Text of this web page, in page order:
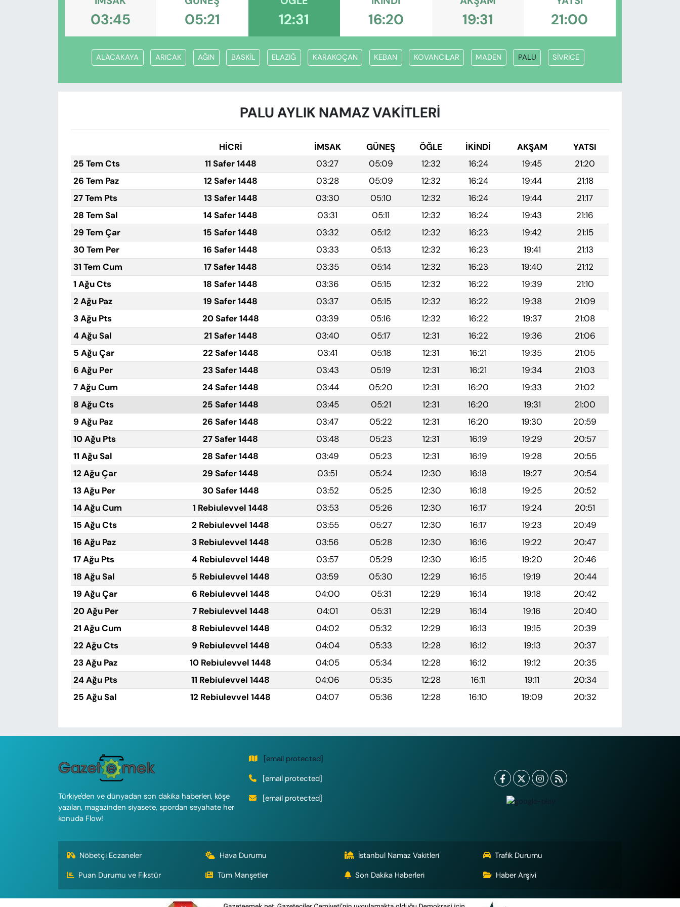
03:45 05:21 12:31 16:20 19:31 21:00
ALACAKAYA ARICAK AĞIN BASKİL ELAZIĞ KARAKOÇAN KEBAN KOVANCILAR MADEN PALU SİVRİCE
PALU AYLIK NAMAZ VAKITLERI
HİCRİ İMSAK GÜNEŞ ÖĞLE İKINDI AKŞAM
YATSI
25 Tem Cts
11 Safer 1448 03:27 05:09 12:32 16:24 19:45
21:20
26 Tem Paz
12 Safer 1448 03:28 05:09 12:32 16:24 19:44
21:18
27 Tem Pts
13 Safer 1448 03:30 05:10 12:32 16:24 19:44
21:17
28 Tem Sal
14 Safer 1448 03:31 05:11 12:32 16:24 19:43
21:16
29 Tem Çar
15 Safer 1448 03:32 05:12 12:32 16:23 19:42
21:15
30 Tem Per
16 Safer 1448 03:33 05:13 12:32 16:23 19:41
21:13
31 Tem Cum
17 Safer 1448 03:35 05:14 12:32 16:23 19:40
21:12
1 Ağu Cts
18 Safer 1448 03:36 05:15 12:32 16:22 19:39
21:10
2 Ağu Paz
19 Safer 1448 03:37 05:15 12:32 16:22 19:38
21:09
3 Ağu Pts
20 Safer 1448 03:39 05:16 12:32 16:22 19:37
21:08
4 Ağu Sal
21 Safer 1448 03:40 05:17 12:31 16:22 19:36
21:06
5 Ağu Çar
22 Safer 1448 03:41 05:18 12:31 16:21 19:35
21:05
6 Ağu Per
23 Safer 1448 03:43 05:19 12:31 16:21 19:34
21:03
7 Ağu Cum
24 Safer 1448 03:44 05:20 12:31 16:20 19:33
21:02
8 Ağu Cts
25 Safer 1448 03:45 05:21 12:31 16:20 19:31
21:00
9 Ağu Paz
26 Safer 1448 03:47 05:22 12:31 16:20 19:30
20:59
10 Ağu Pts
27 Safer 1448 03:48 05:23 12:31 16:19 19:29
20:57
11 Ağu Sal
28 Safer 1448 03:49 05:23 12:31 16:19 19:28
20:55
12 Ağu Çar
29 Safer 1448 03:51 05:24 12:30 16:18 19:27
20:54
13 Ağu Per
30 Safer 1448 03:52 05:25 12:30 16:18 19:25
20:52
14 Ağu Cum
1 Rebiulevvel 1448 03:53 05:26 12:30 16:17 19:24
20:51
15 Ağu Cts
2 Rebiulevvel 1448 03:55 05:27 12:30 16:17 19:23
20:49
16 Ağu Paz
3 Rebiulevvel 1448 03:56 05:28 12:30 16:16 19:22
20:47
17 Ağu Pts
4 Rebiulevvel 1448 03:57 05:29 12:30 16:15 19:20
20:46
18 Ağu Sal
5 Rebiulevvel 1448 03:59 05:30 12:29 16:15 19:19
20:44
19 Ağu Çar
6 Rebiulevvel 1448 04:00 05:31 12:29 16:14 19:18
20:42
20 Ağu Per
7 Rebiulevvel 1448 04:01 05:31 12:29 16:14 19:16
20:40
21 Ağu Cum
8 Rebiulevvel 1448 04:02 05:32 12:29 16:13 19:15
20:39
22 Ağu Cts
9 Rebiulevvel 1448 04:04 05:33 12:28 16:12 19:13
20:37
23 Ağu Paz
10 Rebiulevvel 1448 04:05 05:34 12:28 16:12 19:12
20:35
24 Ağu Pts
11 Rebiulevvel 1448 04:06 05:35 12:28 16:11 19:11
20:34
25 Ağu Sal
12 Rebiulevvel 1448 04:07 05:36 12:28 16:10 19:09 20:32
Türkiye'den ve dünyadan son dakika haberleri, köşe
yazıları, magazinden siyasete, spordan seyahate her
konuda Flow!
[email protected]
[email protected]
[email protected]
Nöbetçi Eczaneler Hava Durumu İstanbul Namaz Vakitleri
Trafik Durumu
Puan Durumu ve Fikstür
Tüm Manşetler Son Dakika Haberleri Haber Arşivi
KÜLTÜR-SANAT
ÖZEL HABER
YAZAR KÖŞESİ
VAN VE DİYARBAKIR HABERLERİ